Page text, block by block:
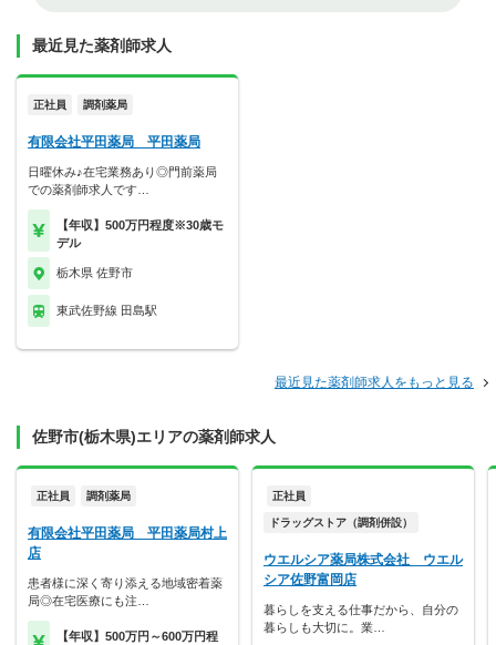
最近見た薬剤師求人
正社員 調剤薬局
有限会社平田薬局 平田薬局
日曜休み♪在宅業務あり◎門前薬局
での薬剤師求人です…
【年収】500万円程度※30歳モ
デル
栃木県 佐野市
東武佐野線 田島駅
最近見た薬剤師求人をもっと見る
佐野市(栃木県)エリアの薬剤師求人
正社員 調剤薬局
有限会社平田薬局 平田薬局村上
店
患者様に深く寄り添える地域密着薬
局◎在宅医療にも注…
【年収】500万円～600万円程
正社員
ドラッグストア（調剤併設）
ウエルシア薬局株式会社 ウエル
シア佐野富岡店
暮らしを支える仕事だから、自分の
暮らしも大切に。業…